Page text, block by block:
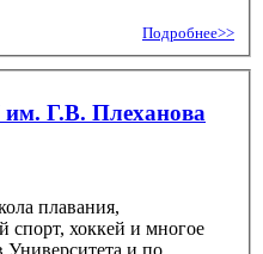
Подробнее>>
Г.В. Плеханова
плавания,
хоккей и многое
Университета и по